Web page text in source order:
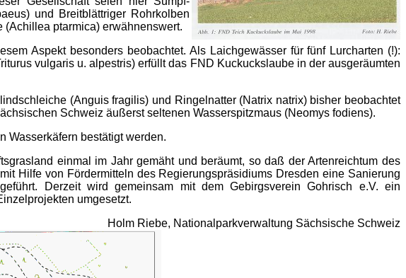
und Breitblättriger Rohrkolben
(Achillea ptarmica) erwähnenswert.
Aspekt besonders beobachtet. Als Laichgewässer für fünf Lurcharten (!):
vulgaris u. alpestris) erfüllt das FND Kuckuckslaube in der ausgeräumten
(Anguis fragilis) und Ringelnatter (Natrix natrix) bisher beobachtet
Schweiz äußerst seltenen Wasserspitzmaus (Neomys fodiens).
Wasserkäfern bestätigt werden.
einmal im Jahr gemäht und beräumt, so daß der Artenreichtum des
Hilfe von Fördermitteln des Regierungspräsidiums Dresden eine Sanierung
Derzeit wird gemeinsam mit dem Gebirgsverein Gohrisch e.V. ein
umgesetzt.
Holm Riebe, Nationalparkverwaltung Sächsische Schweiz